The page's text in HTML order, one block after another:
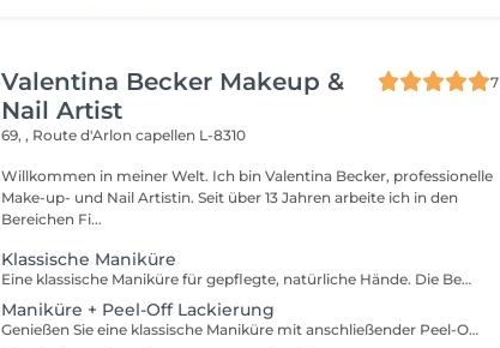
Valentina Becker Makeup &
Nail Artist
7
69, , Route d'Arloncapellen L-8310
Willkommen in meiner Welt. Ich bin Valentina Becker, professionelle
Make-up- und Nail Artistin. Seit über 13 Jahren arbeite ich in den
Bereichen Fi...
Klassische Maniküre
Eine klassische Maniküre für gepflegte, natürliche Hände. Die Behandlung umfasst das Kürzen und Feilen der Nägel, die sorgfältige Pflege der Nagelhaut, ein leichtes Polieren bei Bedarf sowie das Auftragen von pflegendem Nagelöl und einer feuchtigkeitsspendenden Handcreme. Diese Behandlung beinhaltet keine Applikation.
Maniküre + Peel-Off Lackierung
Genießen Sie eine klassische Maniküre mit anschließender Peel-Off-Lackierung. Dieses innovative System sorgt für ein glänzendes, langanhaltendes Ergebnis. Durch die Aushärtung unter der LED-Lampe ist die Lackierung sofort trocken keine Dellen, keine Druckstellen und kein Verwischen nach der Behandlung. Ich verwende keinen herkömmlichen Nagellack, da Peel-Off-Systeme den Naturnagel schonen, geruchsärmer sind, länger halten und sich besonders sanft entfernen lassen.